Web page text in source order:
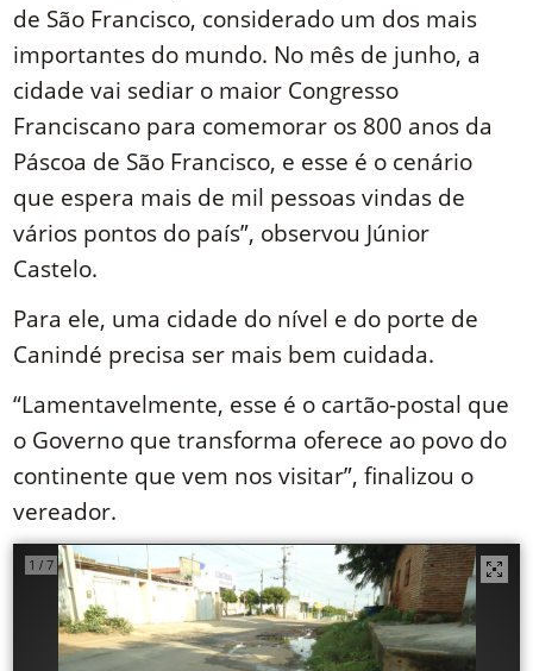
de São Francisco, considerado um dos mais
importantes do mundo. No mês de junho, a
cidade vai sediar o maior Congresso
Franciscano para comemorar os 800 anos da
Páscoa de São Francisco, e esse é o cenário
que espera mais de mil pessoas vindas de
vários pontos do país”, observou Júnior
Castelo.
Para ele, uma cidade do nível e do porte de
Canindé precisa ser mais bem cuidada.
“Lamentavelmente, esse é o cartão-postal que
o Governo que transforma oferece ao povo do
continente que vem nos visitar”, finalizou o
vereador.
1 /7